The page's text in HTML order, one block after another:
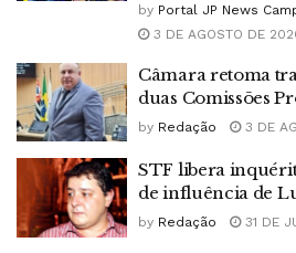
by Portal JP News
3 DE AGOSTO DE
Câmara retoma
duas Comissões
by Redação 3 DE
STF libera
de influência de
by Redação 31 DE